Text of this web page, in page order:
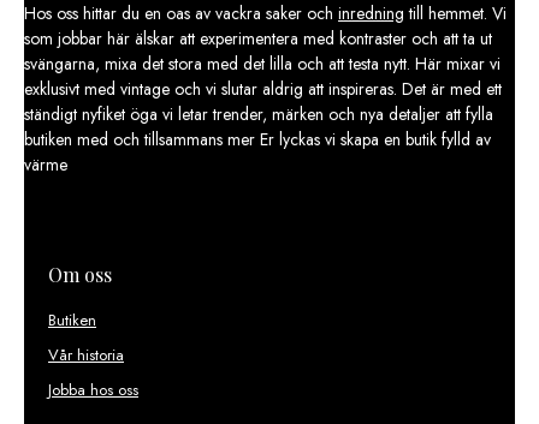
Hos oss hittar du en oas av vackra saker och inredning till hemmet. Vi
som jobbar här älskar att experimentera med kontraster och att ta ut
svängarna, mixa det stora med det lilla och att testa nytt. Här mixar vi
exklusivt med vintage och vi slutar aldrig att inspireras. Det är med ett
ständigt nyfiket öga vi letar trender, märken och nya detaljer att fylla
butiken med och tillsammans mer Er lyckas vi skapa en butik fylld av
värme
Om oss
Butiken
Vår historia
Jobba hos oss